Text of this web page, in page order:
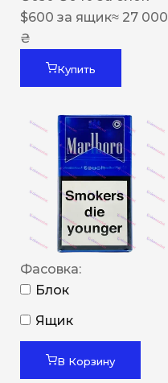
$600 за ящик≈ 27 000
₴
Купить
Фасовка:
Блок
Ящик
В Корзину